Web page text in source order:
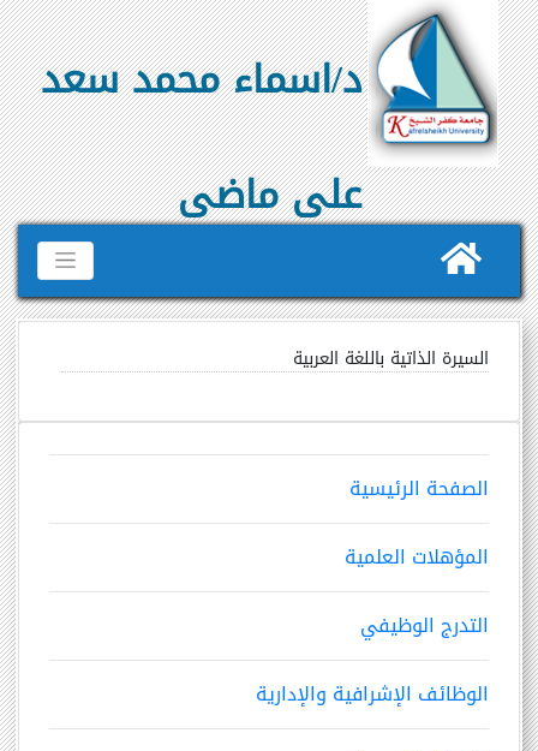
د/اسماء محمد سعد
على ماضى
الصفحة الرئيسية
المؤهلات العلمية
التدرج الوظيفي
الوظائف الإشرافية والإدارية
السيرة الذاتية باللغة العربية